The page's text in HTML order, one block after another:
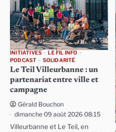
INITIATIVES
LE FIL INFO
PODCAST
SOLIDARITÉ
Le Teil Villeurbanne : un
partenariat entre ville et
campagne
Gérald Bouchon
dimanche 09 août 2026 08:15
Villeurbanne et Le Teil, en